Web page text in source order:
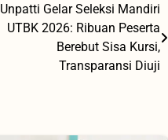
Unpatti Gelar Seleksi Mandiri
UTBK 2026: Ribuan Peserta
Berebut Sisa Kursi,
Transparansi Diuji